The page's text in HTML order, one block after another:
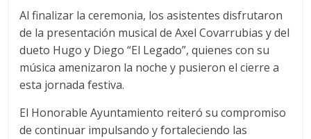
Al finalizar la ceremonia, los asistentes disfrutaron
de la presentación musical de Axel Covarrubias y del
dueto Hugo y Diego “El Legado”, quienes con su
música amenizaron la noche y pusieron el cierre a
esta jornada festiva.
El Honorable Ayuntamiento reiteró su compromiso
de continuar impulsando y fortaleciendo las